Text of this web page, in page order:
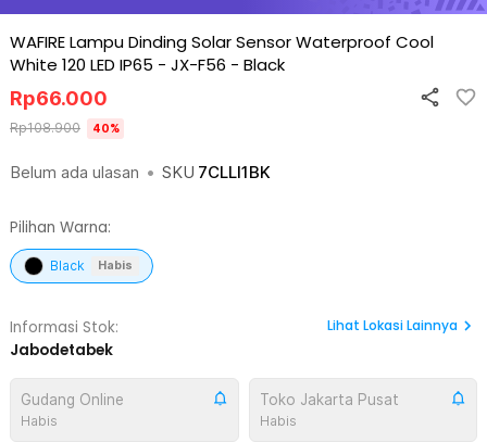
WAFIRE Lampu Dinding Solar Sensor Waterproof Cool
White 120 LED IP65 - JX-F56 - Black
Belum ada ulasan • SKU 7CLLI1BK
Rp66.000
Rp108.900 40%
Pilihan Warna:
Black Habis
Informasi Stok:
Jabodetabek
Lihat Lokasi Lainnya
Gudang Online
Habis
Toko Jakarta Pusat
Habis